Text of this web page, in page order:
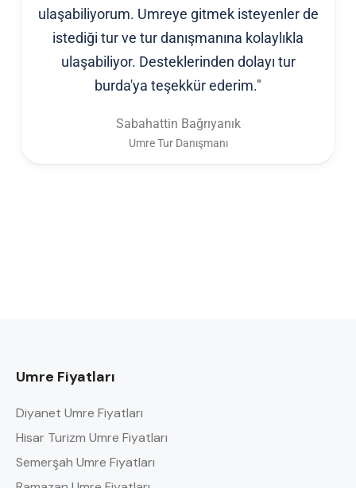
ulaşabiliyorum. Umreye gitmek isteyenler de
istediği tur ve tur danışmanına kolaylıkla
ulaşabiliyor. Desteklerinden dolayı tur
burda'ya teşekkür ederim."
Sabahattin Bağrıyanık
Umre Tur Danışmanı
Umre Fiyatları
Diyanet Umre Fiyatları
Hisar Turizm Umre Fiyatları
Semerşah Umre Fiyatları